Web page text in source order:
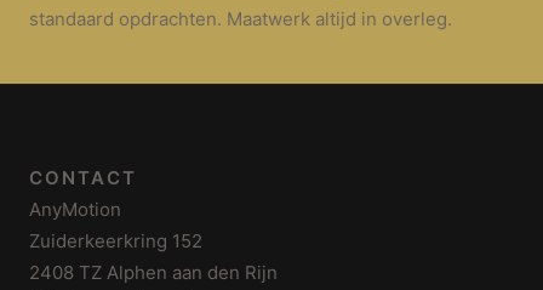
standaard opdrachten. Maatwerk altijd in overleg.
CONTACT
AnyMotion
Zuiderkeerkring 152
2408 TZ Alphen aan den Rijn